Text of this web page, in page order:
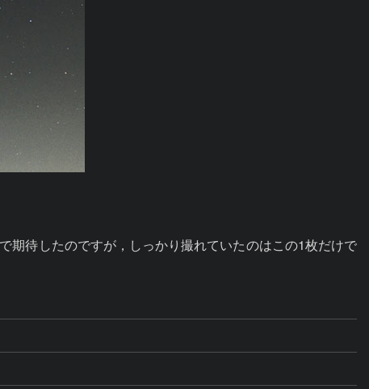
期待したのですが，しっかり撮れていたのはこの1枚だけで